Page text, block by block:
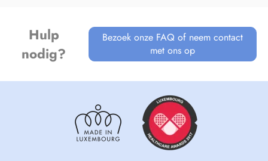
Hulp
nodig?
Bezoek onze FAQ of neem contact
met ons op